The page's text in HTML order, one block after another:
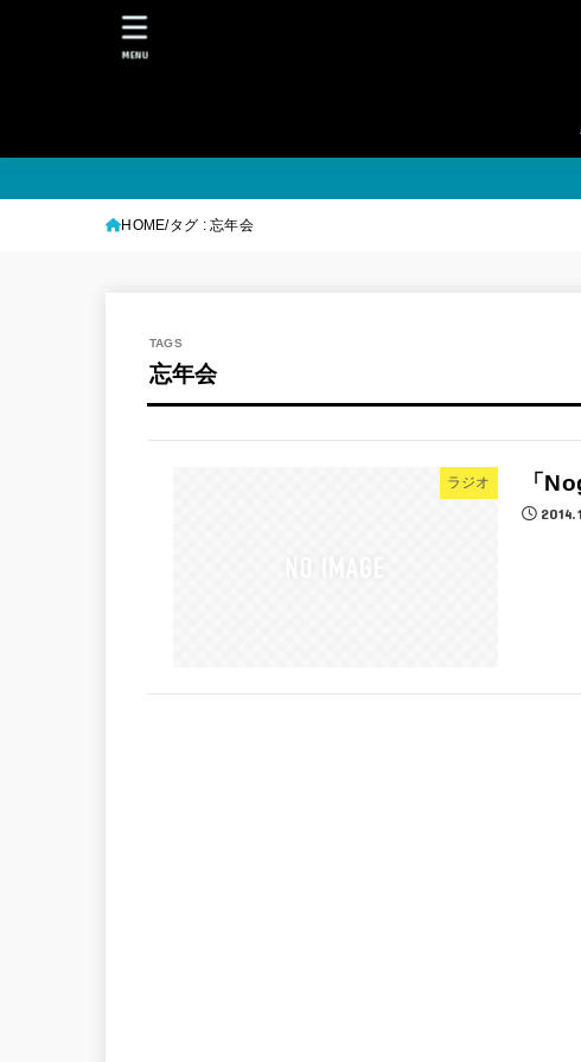
MENU
HOME タグ : 忘年会
忘年会
ラジオ 「